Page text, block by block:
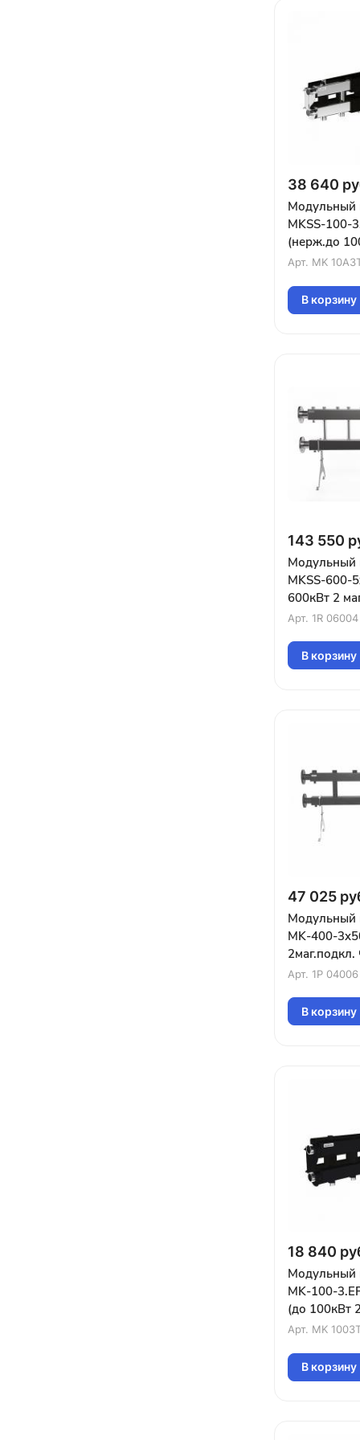
38 640
Модульный
MKSS-100-
(нерж.до
Арт. MK
В корзину
143 550
Модульный
MKSS-600-
600кВт 2
Фл.Ду80 5
Арт. 1R 06004
В корзину
47 025
Модульный
MK-400-
3контура
Арт. 1P 04006
В корзину
18 840
Модульный
MK-100-
(до 100кВт
Арт. MK
В корзину